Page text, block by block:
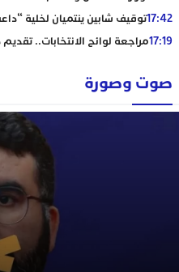
17:42توقيف شابين ينتميان لخلية
17:19مراجعة لوائح الانتخابات..
صوت وصورة